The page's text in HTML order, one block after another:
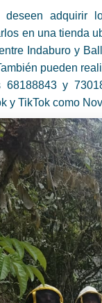
deseen adquirir
en una tienda
Indaburo y
pueden
68188843 y
y TikTok como